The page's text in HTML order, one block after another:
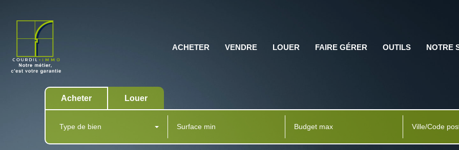
ACHETER VENDRE LOUER FAIRE GÉRER OUTILS NOTRE
Acheter Louer
Type de bien Ville/Code